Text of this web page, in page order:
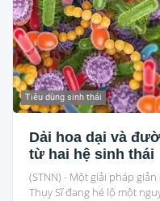
Tiêu dùng sinh thái
Dải hoa dại và
từ hai hệ sinh thái
(STNN) - Một giải pháp
Thụy Sĩ đang hé lộ một